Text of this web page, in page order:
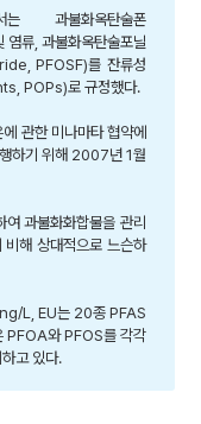
과불화옥탄술폰
, 과불화옥탄술포닐
PFOSF)를 잔류성
POPs)로 규정했다.
관한 미나마타 협약에
하기 위해 2007년 1월
과불화화합물을 관리
해 상대적으로 느슨하
L, EU는 20종 PFAS
PFOA와 PFOS를 각각
고 있다.